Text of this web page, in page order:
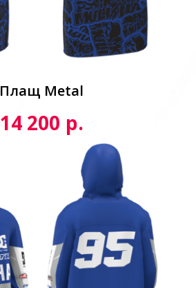
Плащ Metal
14 200 р.